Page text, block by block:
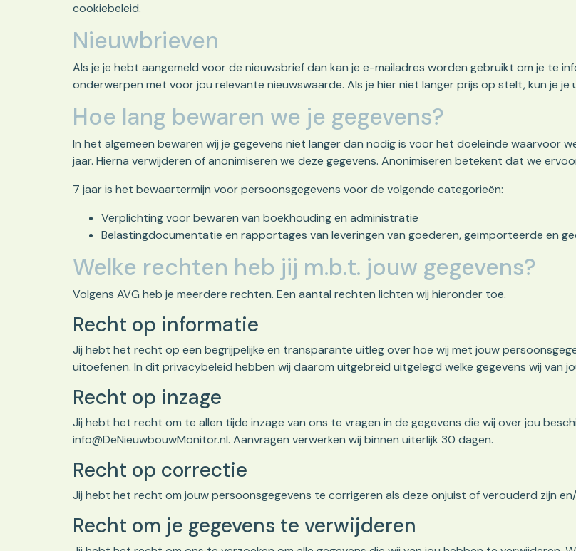
cookiebeleid.
Nieuwbrieven
Als je je hebt aangemeld voor de nieuwsbrief dan kan je e-mailadres worden gebruikt om je te
onderwerpen met voor jou relevante nieuwswaarde. Als je hier niet langer prijs op stelt, kun je je
Hoe lang bewaren we je gegevens?
In het algemeen bewaren wij je gegevens niet langer dan nodig is voor het doeleinde waarvoor
jaar. Hierna verwijderen of anonimiseren we deze gegevens. Anonimiseren betekent dat we
7 jaar is het bewaartermijn voor persoonsgegevens voor de volgende categorieën:
Verplichting voor bewaren van boekhouding en administratie
Belastingdocumentatie en rapportages van leveringen van goederen, geïmporteerde en
Welke rechten heb jij m.b.t. jouw gegevens?
Volgens AVG heb je meerdere rechten. Een aantal rechten lichten wij hieronder toe.
Recht op informatie
Jij hebt het recht op een begrijpelijke en transparante uitleg over hoe wij met jouw
uitoefenen. In dit privacybeleid hebben wij daarom uitgebreid uitgelegd welke gegevens wij van
Recht op inzage
Jij hebt het recht om te allen tijde inzage van ons te vragen in de gegevens die wij over jou
info@DeNieuwbouwMonitor.nl. Aanvragen verwerken wij binnen uiterlijk 30 dagen.
Recht op correctie
Jij hebt het recht om jouw persoonsgegevens te corrigeren als deze onjuist of verouderd zijn
Recht om je gegevens te verwijderen